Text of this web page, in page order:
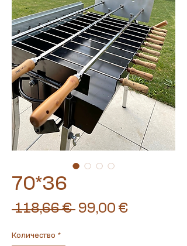
70*36
118,66 € Обычная
99,00 €
Количество *